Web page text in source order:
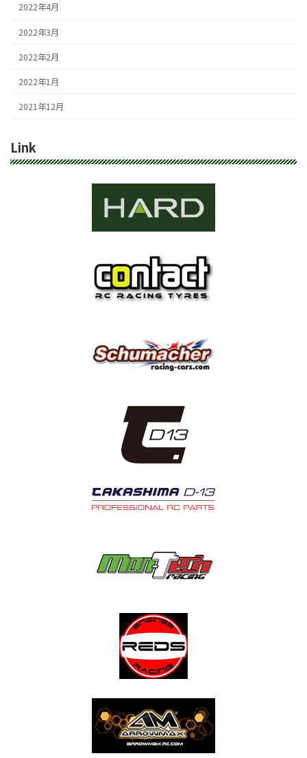
2022年4月
2022年3月
2022年2月
2022年1月
2021年12月
Link